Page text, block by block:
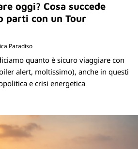
oggi? Cosa succede
parti con un Tour
Paradiso
quanto è sicuro viaggiare con
alert, moltissimo), anche in questi
e crisi energetica